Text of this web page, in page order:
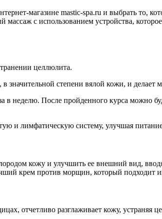
магазине mastic-spa.ru и выбрать то,
с использованием устройства,
целлюлита.
значительной степени вялой кожи, и делает
неделю. После пройденного курса можно
и лимфатическую систему, улучшая
кожу и улучшить ее внешний вид,
крем против морщин, который подходит
отчетливо разглаживает кожу, устраняя